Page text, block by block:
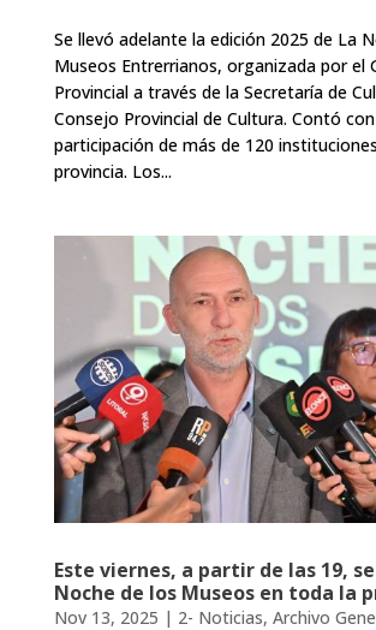
Se llevó adelante la edición 2025 de La
Museos Entrerrianos, organizada por el
Provincial a través de la Secretaría de
Consejo Provincial de Cultura. Contó
participación de más de 120
provincia. Los...
Este viernes, a partir de las 19,
Noche de los Museos en toda la
Nov 13, 2025 | 2- Noticias, Archivo